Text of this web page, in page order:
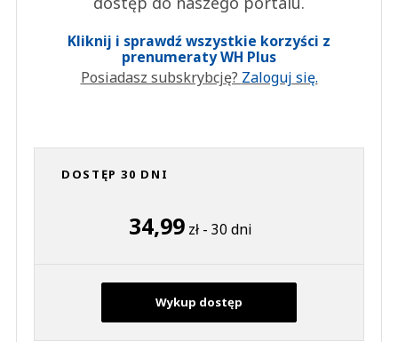
Kliknij i sprawdź wszystkie korzyści z
prenumeraty WH Plus
Posiadasz subskrybcję? Zaloguj się.
DOSTĘP 30 DNI
34,99 zł - 30 dni
Wykup dostęp